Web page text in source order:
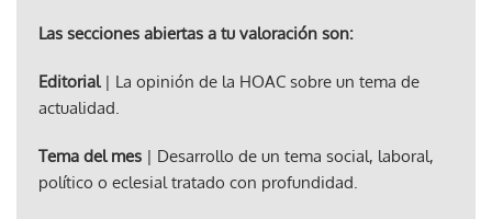
Las secciones abiertas a tu valoración son:
Editorial| La opinión de la HOAC sobre un tema de
actualidad.
Tema del mes | Desarrollo de un tema social, laboral,
político o eclesial tratado con profundidad.